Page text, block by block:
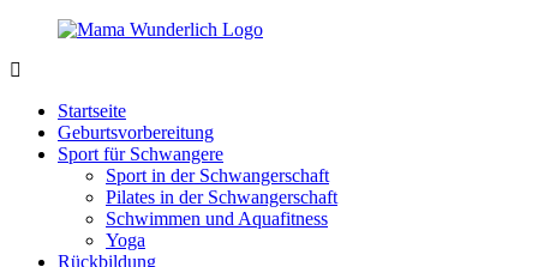
Zurück
Inhalt
sein
wunderbar!
Startseite
Geburtsvorbereitung
Sport für Schwangere
Sport in der Schwangerschaft
Pilates in der Schwangerschaft
Schwimmen und Aquafitness
Yoga
Rückbildung